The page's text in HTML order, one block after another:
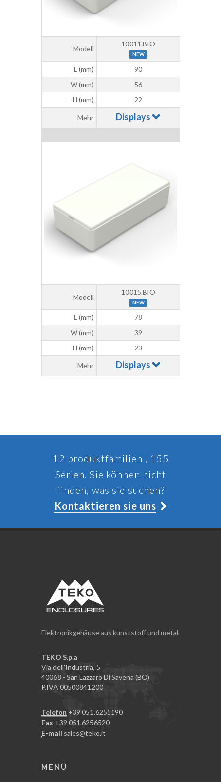
Modell
10011.BIO
NEW
L (mm)
90
W (mm)
56
H (mm)
22
Mehr Displays
Modell
10015.BIO
NEW
L (mm)
78
W (mm)
39
H (mm)
23
Mehr Displays
12 produktfamilien , 155
Serien. Sie können nicht
finden, was sie suchen?
Kontaktieren sie uns
Elektronikgehäuse aus kunststoff und metal.
TEKO S.p.a
Via dell'Industria, 5
40068 - San Lazzaro Di Savena (BO)
P.IVA 00500841200
Telefon +39 051.6255190
Fax +39 051.6256520
E-mail sales@teko.it
MENÜ